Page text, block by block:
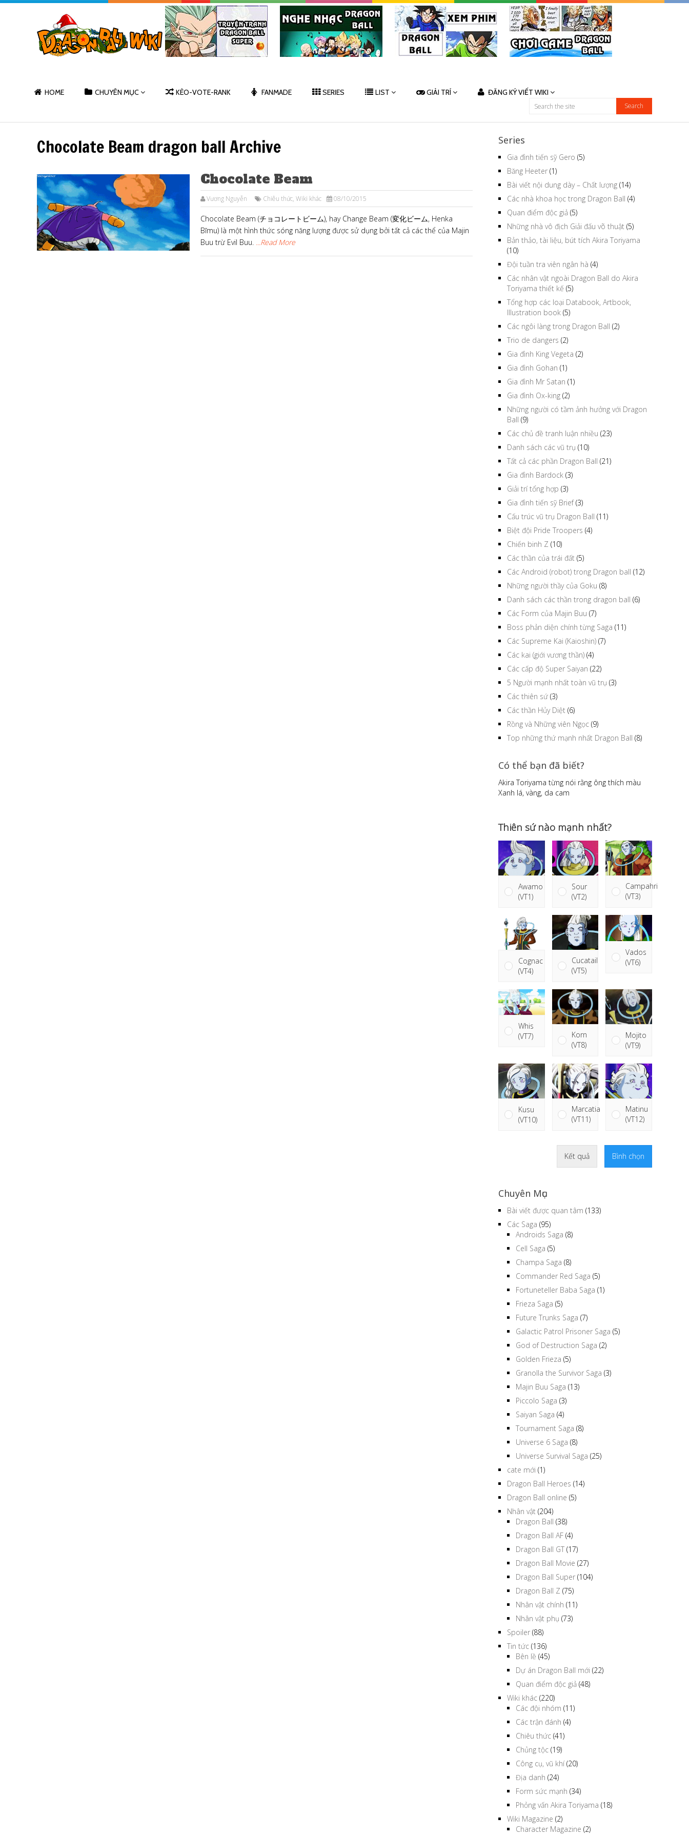
HOME CHUYÊN MỤC KÈO-VOTE-RANK FANMADE SERIES LIST GIẢI TRÍ ĐĂNG KÝ VIẾT WIKI
Chocolate Beam dragon ball Archive
Chocolate Beam
Vương Nguyễn Chiêu thức, Wiki khác 08/10/2015
Chocolate Beam (チョコレートビーム), hay Change Beam (変化ビーム, Henka
Bīmu) là một hình thức sóng năng lượng được sử dụng bởi tất cả các thể của Majin
Buu trừ Evil Buu. ...Read More
Series
Gia đình tiến sỹ Gero (5)
Băng Heeter (1)
Bài viết nội dung dày – Chất lượng (14)
Các nhà khoa học trong Dragon Ball (4)
Quan điểm độc giả (5)
Những nhà vô địch Giải đấu võ thuật (5)
Bản thảo, tài liệu, bút tích Akira Toriyama
(10)
Đội tuần tra viên ngân hà (4)
Các nhân vật ngoài Dragon Ball do Akira
Toriyama thiết kế (5)
Tổng hợp các loại Databook, Artbook,
Illustration book (5)
Các ngôi làng trong Dragon Ball (2)
Trio de dangers (2)
Gia đình King Vegeta (2)
Gia đình Gohan (1)
Gia đình Mr Satan (1)
Gia đình Ox-king (2)
Những người có tầm ảnh hưởng với Dragon
Ball (9)
Các chủ đề tranh luận nhiều (23)
Danh sách các vũ trụ (10)
Tất cả các phần Dragon Ball (21)
Gia đình Bardock (3)
Giải trí tổng hợp (3)
Gia đình tiến sỹ Brief(3)
Cấu trúc vũ trụ Dragon Ball (11)
Biệt đội Pride Troopers (4)
Chiến binh Z (10)
Các thần của trái đất (5)
Các Android (robot) trong Dragon ball (12)
Những người thầy của Goku (8)
Danh sách các thần trong dragon ball (6)
Các Form của Majin Buu (7)
Boss phản diện chính từng Saga (11)
Các Supreme Kai (Kaioshin) (7)
Các kai (giới vương thần) (4)
Các cấp độ Super Saiyan (22)
5 Người mạnh nhất toàn vũ trụ (3)
Các thiên sứ (3)
Các thần Hủy Diệt (6)
Rồng và Những viên Ngọc (9)
Top những thứ mạnh nhất Dragon Ball (8)
Có thể bạn đã biết?
Akira Toriyama từng nói rằng ông thích màu
Xanh lá, vàng, da cam
Thiên sứ nào mạnh nhất?
Awamo
(VT1)
Sour
(VT2)
Campahri
(VT3)
Cognac
(VT4)
Cucatail
(VT5)
Vados
(VT6)
Whis
(VT7)
Korn
(VT8)
Mojito
(VT9)
Kusu
(VT10)
Marcatia
(VT11)
Matinu
(VT12)
Kết quả Bình chọn
Chuyên Mục
Bài viết được quan tâm (133)
Các Saga (95)
Androids Saga (8)
Cell Saga (5)
Champa Saga (8)
Commander Red Saga (5)
Fortuneteller Baba Saga (1)
Frieza Saga (5)
Future Trunks Saga (7)
Galactic Patrol Prisoner Saga (5)
God of Destruction Saga (2)
Golden Frieza (5)
Granolla the Survivor Saga (3)
Majin Buu Saga (13)
Piccolo Saga (3)
Saiyan Saga (4)
Tournament Saga (8)
Universe 6 Saga (8)
Universe Survival Saga (25)
cate mới (1)
Dragon Ball Heroes (14)
Dragon Ball online (5)
Nhân vật (204)
Dragon Ball (38)
Dragon Ball AF (4)
Dragon Ball GT (17)
Dragon Ball Movie (27)
Dragon Ball Super (104)
Dragon Ball Z (75)
Nhân vật chính (11)
Nhân vật phụ (73)
Spoiler (88)
Tin tức (136)
Bên lề (45)
Dự án Dragon Ball mới (22)
Quan điểm độc giả (48)
Wiki khác (220)
Các đội nhóm (11)
Các trận đánh (4)
Chiêu thức (41)
Chủng tộc (19)
Công cụ, vũ khí(20)
Địa danh (24)
Form sức mạnh (34)
Phỏng vấn Akira Toriyama (18)
Wiki Magazine (2)
Character Magazine (2)